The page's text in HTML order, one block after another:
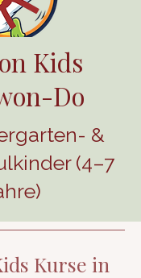
Kids
Do
&
(4–7
Kurse in